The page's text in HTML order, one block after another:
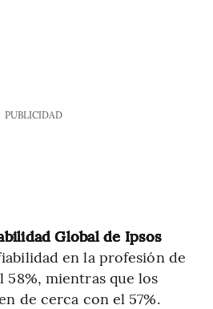
PUBLICIDAD
Global de Ipsos
en la profesión de
58%, mientras que los
de cerca con el 57%.